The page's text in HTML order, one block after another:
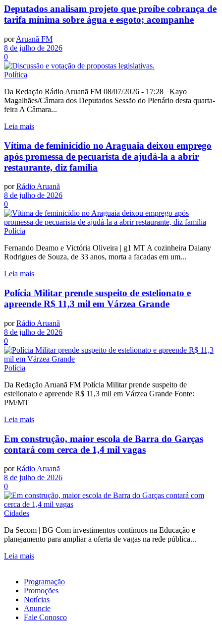
Deputados analisam projeto que proíbe cobrança de
tarifa mínima sobre água e esgoto; acompanhe
por Aruanã FM
8 de julho de 2026
0
Política
Da Redação Rádio Aruanã FM 08/07/2026 - 17:28 Kayo
Magalhães/Câmara dos Deputados Sessão do Plenário desta quarta-
feira A Câmara...
Leia mais
Vítima de feminicídio no Araguaia deixou emprego
após promessa de pecuarista de ajudá-la a abrir
restaurante, diz família
por Rádio Aruanã
8 de julho de 2026
0
Polícia
Fernando Deamo e Victória Oliveira | g1 MT A cozinheira Daiany
Rodrigues de Souza, de 33 anos, morta a facadas em um...
Leia mais
Polícia Militar prende suspeito de estelionato e
apreende R$ 11,3 mil em Várzea Grande
por Rádio Aruanã
8 de julho de 2026
0
Polícia
Da Redação Aruanã FM Polícia Militar prende suspeito de
estelionato e apreende R$ 11,3 mil em Várzea Grande Fonte:
PM/MT
Leia mais
Em construção, maior escola de Barra do Garças
contará com cerca de 1,4 mil vagas
por Rádio Aruanã
8 de julho de 2026
0
Cidades
Da Secom | BG Com investimentos contínuos na Educação e
planejamento para ampliar a oferta de vagas na rede pública...
Leia mais
Programação
Promoções
Notícias
Anuncie
Fale Conosco